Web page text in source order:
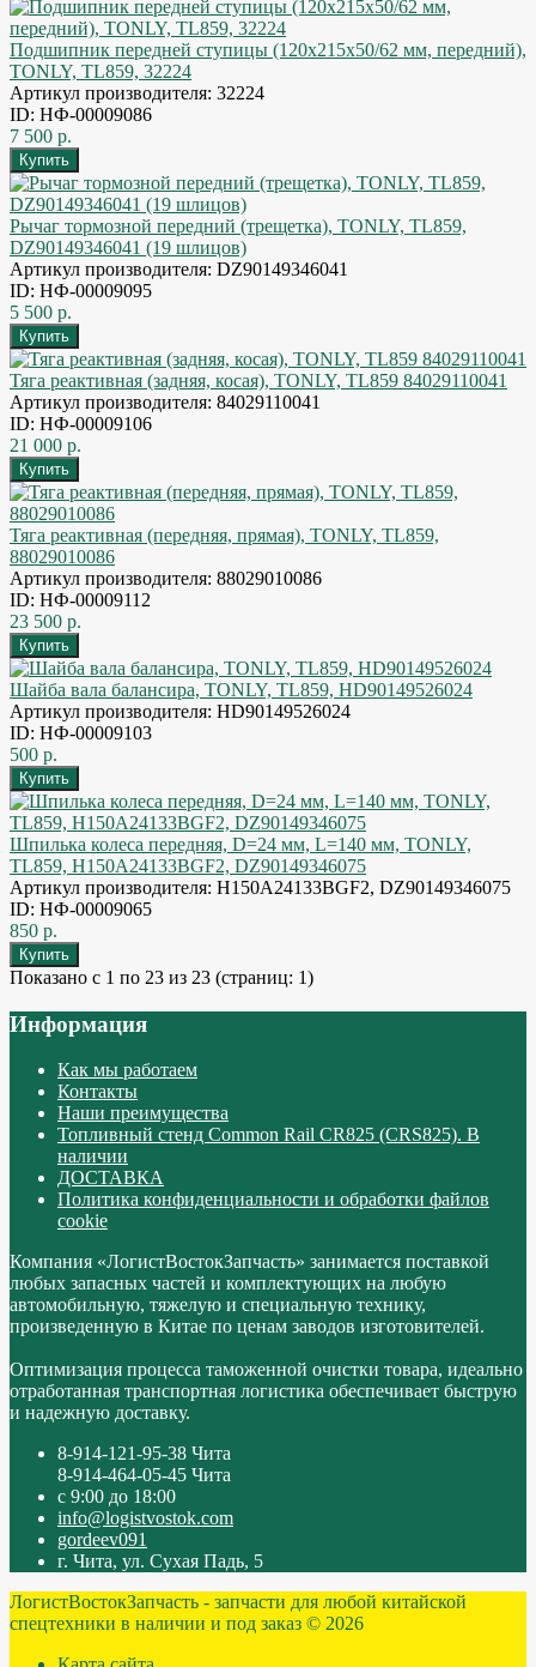
Подшипник передней ступицы (120x215x50/62 мм, передний),
TONLY, TL859, 32224
Артикул производителя: 32224
ID: НФ-00009086
7 500 р.
Рычаг тормозной передний (трещетка), TONLY, TL859,
DZ90149346041 (19 шлицов)
Артикул производителя: DZ90149346041
ID: НФ-00009095
5 500 р.
Тяга реактивная (задняя, косая), TONLY, TL859 84029110041
Артикул производителя: 84029110041
ID: НФ-00009106
21 000 р.
Тяга реактивная (передняя, прямая), TONLY, TL859,
88029010086
Артикул производителя: 88029010086
ID: НФ-00009112
23 500 р.
Шайба вала балансира, TONLY, TL859, HD90149526024
Артикул производителя: HD90149526024
ID: НФ-00009103
500 р.
Шпилька колеса передняя, D=24 мм, L=140 мм, TONLY,
TL859, H150A24133BGF2, DZ90149346075
Артикул производителя: H150A24133BGF2, DZ90149346075
ID: НФ-00009065
850 р.
Показано с 1 по 23 из 23 (страниц: 1)
Информация
Как мы работаем
Контакты
Наши преимущества
Топливный стенд Common Rail CR825 (CRS825). В
наличии
ДОСТАВКА
Политика конфиденциальности и обработки файлов
cookie
Компания «ЛогистВостокЗапчасть» занимается поставкой
любых запасных частей и комплектующих на любую
автомобильную, тяжелую и специальную технику,
произведенную в Китае по ценам заводов изготовителей.
Оптимизация процесса таможенной очистки товара, идеально
отработанная транспортная логистика обеспечивает быструю
и надежную доставку.
8-914-121-95-38 Чита
8-914-464-05-45 Чита
с 9:00 до 18:00
info@logistvostok.com
gordeev091
г. Чита, ул. Сухая Падь, 5
ЛогистВостокЗапчасть - запчасти для любой китайской
спецтехники в наличии и под заказ © 2026